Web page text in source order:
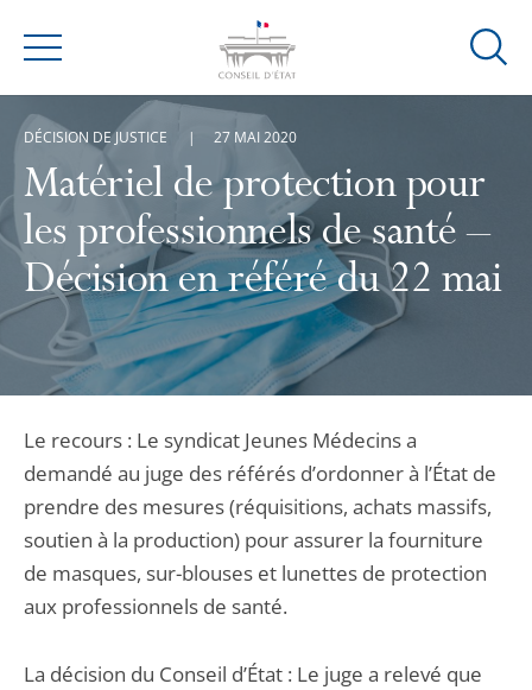
Menu
Ouvrir
Matériel de protection pour
les professionnels de santé –
Décision en référé du 22 mai
DÉCISION DE JUSTICE 27 MAI 2020
Le recours : Le syndicat Jeunes Médecins a
demandé au juge des référés d’ordonner à l’État de
prendre des mesures (réquisitions, achats massifs,
soutien à la production) pour assurer la fourniture
de masques, sur-blouses et lunettes de protection
aux professionnels de santé.
La décision du Conseil d’État : Le juge a relevé que